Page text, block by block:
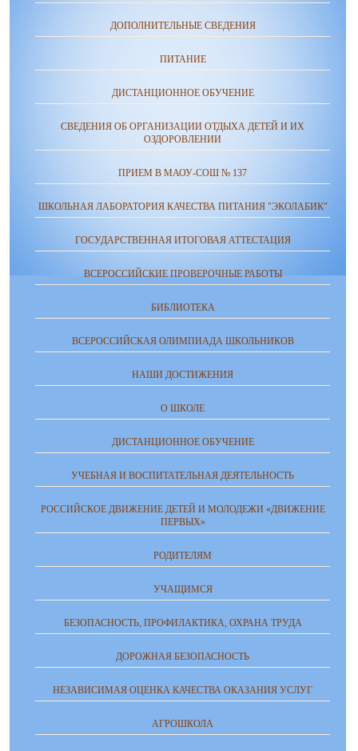
ДОПОЛНИТЕЛЬНЫЕ СВЕДЕНИЯ
ПИТАНИЕ
ДИСТАНЦИОННОЕ ОБУЧЕНИЕ
СВЕДЕНИЯ ОБ ОРГАНИЗАЦИИ ОТДЫХА ДЕТЕЙ И ИХ
ОЗДОРОВЛЕНИИ
ПРИЕМ В МАОУ-СОШ № 137
ШКОЛЬНАЯ ЛАБОРАТОРИЯ КАЧЕСТВА ПИТАНИЯ "ЭКОЛАБИК"
ГОСУДАРСТВЕННАЯ ИТОГОВАЯ АТТЕСТАЦИЯ
ВСЕРОССИЙСКИЕ ПРОВЕРОЧНЫЕ РАБОТЫ
БИБЛИОТЕКА
ВСЕРОССИЙСКАЯ ОЛИМПИАДА ШКОЛЬНИКОВ
НАШИ ДОСТИЖЕНИЯ
О ШКОЛЕ
ДИСТАНЦИОННОЕ ОБУЧЕНИЕ
УЧЕБНАЯ И ВОСПИТАТЕЛЬНАЯ ДЕЯТЕЛЬНОСТЬ
РОССИЙСКОЕ ДВИЖЕНИЕ ДЕТЕЙ И МОЛОДЕЖИ «ДВИЖЕНИЕ
ПЕРВЫХ»
РОДИТЕЛЯМ
УЧАЩИМСЯ
БЕЗОПАСНОСТЬ, ПРОФИЛАКТИКА, ОХРАНА ТРУДА
ДОРОЖНАЯ БЕЗОПАСНОСТЬ
НЕЗАВИСИМАЯ ОЦЕНКА КАЧЕСТВА ОКАЗАНИЯ УСЛУГ
АГРОШКОЛА